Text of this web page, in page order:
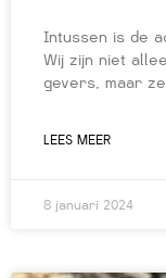
Intussen is de
Wij zijn niet
gevers, maar
LEES MEER
8 januari 2024